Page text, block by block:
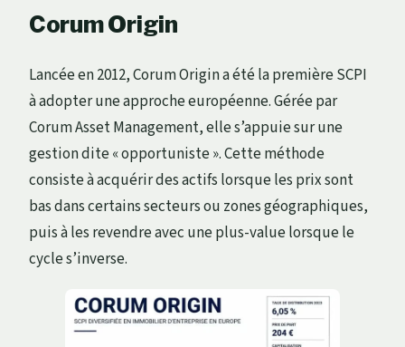
Corum Origin
Lancée en 2012, Corum Origin a été la première SCPI
à adopter une approche européenne. Gérée par
Corum Asset Management, elle s’appuie sur une
gestion dite « opportuniste ». Cette méthode
consiste à acquérir des actifs lorsque les prix sont
bas dans certains secteurs ou zones géographiques,
puis à les revendre avec une plus-value lorsque le
cycle s’inverse.